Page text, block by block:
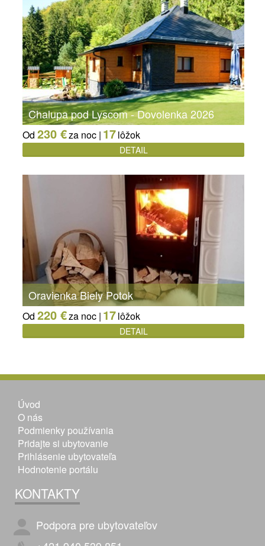
Chalupa pod Lyscom - Dovolenka 2026
Od 230 €za noc | 17lôžok
DETAIL
Oravienka Biely Potok
Od 220 €za noc | 17lôžok
DETAIL
Úvod
O nás
Podmienky používania
Pridajte si ubytovanie
Prihlásenie ubytovateľa
Hodnotenie portálu
KONTAKTY
Podpora pre ubytovateľov